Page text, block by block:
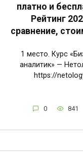
платно и
Рейтинг
сравнение,
1 место. Курс
аналитик» —
https://
0 841